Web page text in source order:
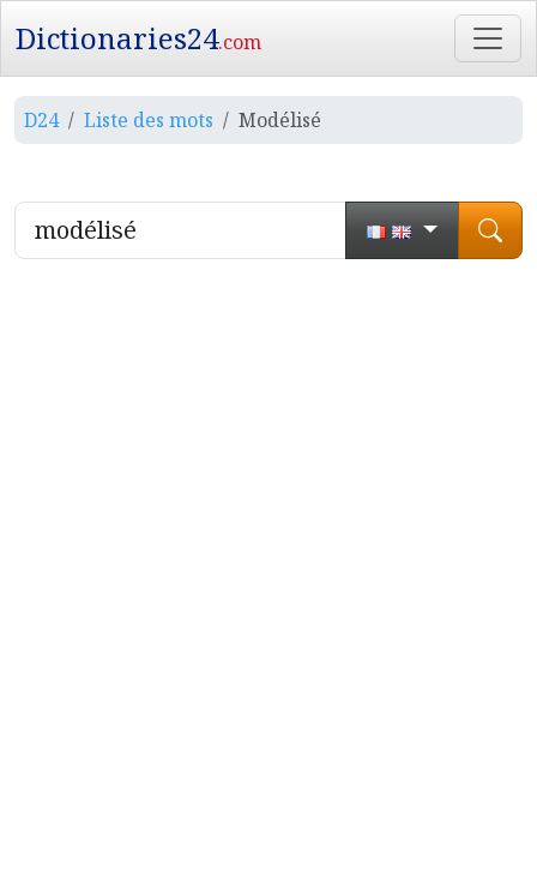
Dictionaries24.com
D24 Liste des mots Modélisé